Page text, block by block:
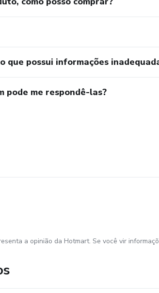
que possui informações
pode me respondê-las?
a opinião da Hotmart. Se você vir